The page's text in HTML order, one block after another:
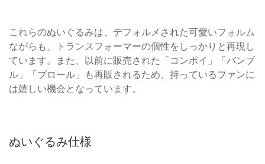
これらのぬいぐるみは、デフォルメされた可愛いフォルム
ながらも、トランスフォーマーの個性をしっかりと再現し
ています。また、以前に販売された「コンボイ」「バンブ
ル」「プロール」も再販されるため、持っているファンに
は嬉しい機会となっています。
ぬいぐるみ仕様